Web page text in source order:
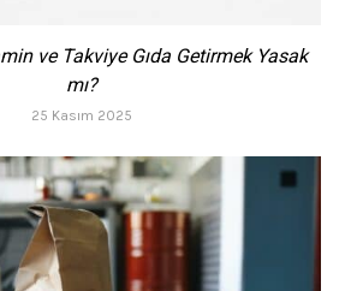
ve Takviye Gıda Getirmek Yasak
mı?
25 Kasım 2025